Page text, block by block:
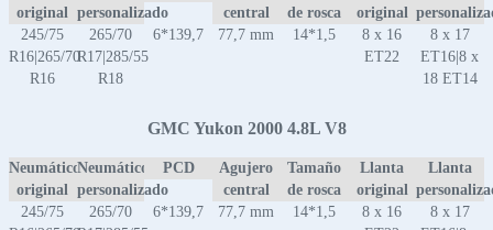
original
personalizado
central
de rosca
original
245/75
R16|265/70
R16
265/70
R17|285/55
R18
6*139,7 77,7 mm 14*1,5
8 x 16
ET22
8 x 17
ET16|8 x
18 ET14
GMC Yukon 2000 4.8L V8
Neumático
original
Neumático
personalizado
PCD
Agujero
central
Tamaño
de rosca
Llanta
original
Llanta
245/75
265/70
6*139,7 77,7 mm 14*1,5
8 x 16
8 x 17